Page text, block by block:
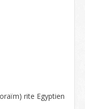
rite Egyptien